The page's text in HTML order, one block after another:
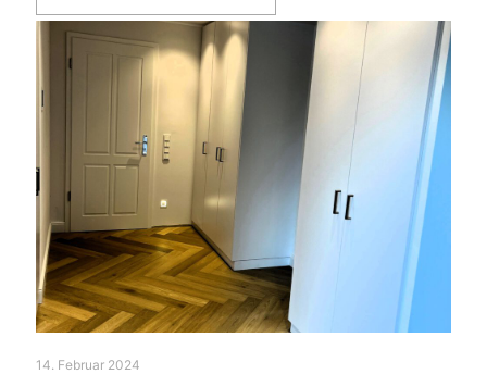
14. Februar 2024